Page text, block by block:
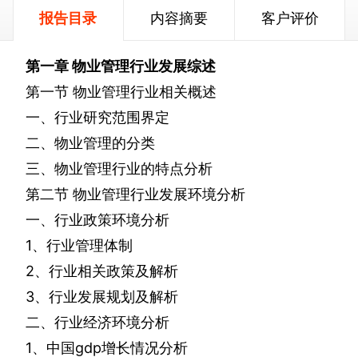
报告目录 内容摘要 客户评价
第一章物业管理行业发展综述
第一节 物业管理行业相关概述
一、行业研究范围界定
二、物业管理的分类
三、物业管理行业的特点分析
第二节 物业管理行业发展环境分析
一、行业政策环境分析
1、行业管理体制
2、行业相关政策及解析
3、行业发展规划及解析
二、行业经济环境分析
1、中国gdp增长情况分析